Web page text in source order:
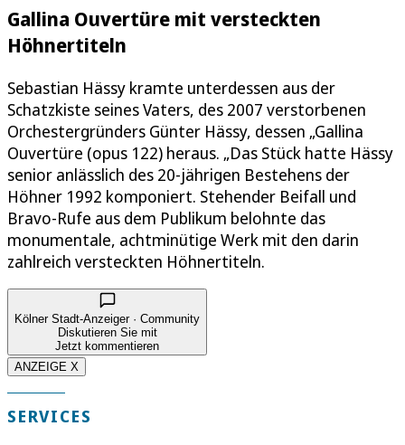
Gallina Ouvertüre mit versteckten
Höhnertiteln
Sebastian Hässy kramte unterdessen aus der
Schatzkiste seines Vaters, des 2007 verstorbenen
Orchestergründers Günter Hässy, dessen „Gallina
Ouvertüre (opus 122) heraus. „Das Stück hatte Hässy
senior anlässlich des 20-jährigen Bestehens der
Höhner 1992 komponiert. Stehender Beifall und
Bravo-Rufe aus dem Publikum belohnte das
monumentale, achtminütige Werk mit den darin
zahlreich versteckten Höhnertiteln.
Kölner Stadt-Anzeiger · Community
Diskutieren Sie mit
Jetzt kommentieren
ANZEIGE X
SERVICES